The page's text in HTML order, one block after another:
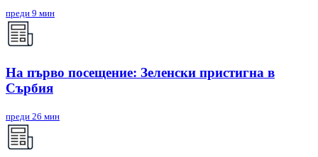
преди 9 мин
На първо посещение: Зеленски пристигна в
Сърбия
преди 26 мин